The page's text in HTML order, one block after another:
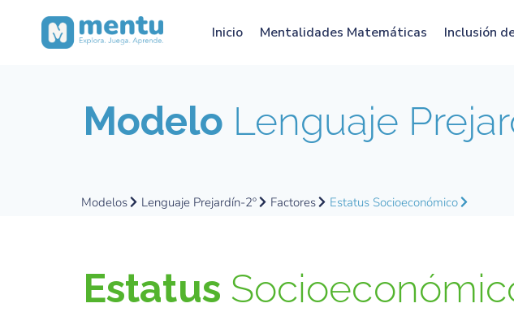
Inicio Mentalidades Matemáticas Inclusión
Modelo Lenguaje
Modelos Lenguaje Prejardín-2º Factores Estatus Socioeconómico
Estatus